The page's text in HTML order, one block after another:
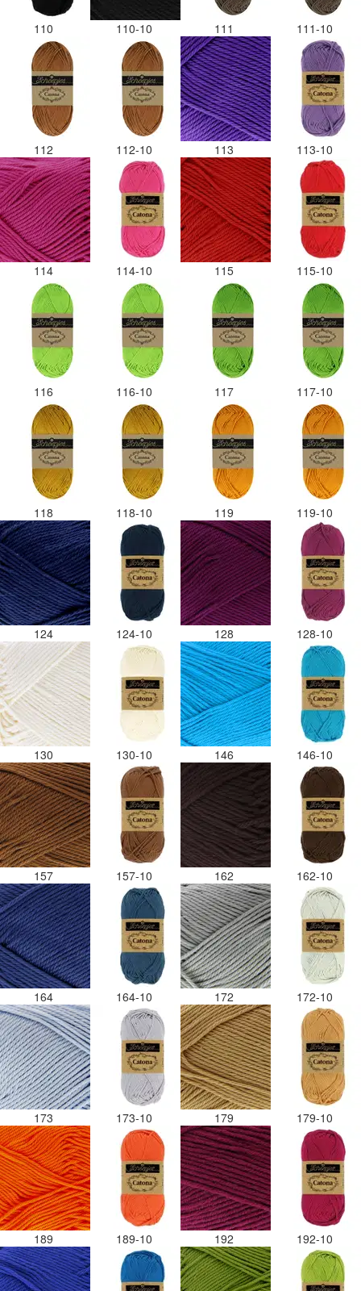
110 110-10 111 111-10
112 112-10 113 113-10
114 114-10 115 115-10
116 116-10 117 117-10
118 118-10 119 119-10
124 124-10 128 128-10
130 130-10 146 146-10
157 157-10 162 162-10
164 164-10 172 172-10
173 173-10 179 179-10
189 189-10 192 192-10